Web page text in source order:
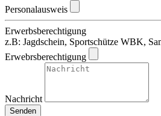
Personalausweis
Erwerbsberechtigung
z.B: Jagdschein, Sportschütze WBK,
Erwebrsberechtigung
Nachricht
Senden